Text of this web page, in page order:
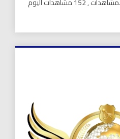
, 152 مشاهدات اليوم